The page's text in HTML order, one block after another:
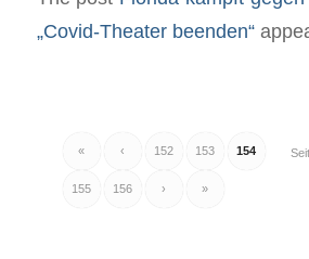
„Covid-Theater beenden“
« ‹ 152 153 154
155 156 › »